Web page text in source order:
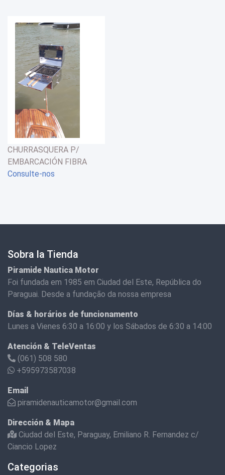
CHURRASQUERA P/
EMBARCACIÓN FIBRA
INOX
Consulte-nos
Sobra la Tienda
Piramide Nautica Motor
Foi fundada em 1985 em Ciudad del Este, República do
Paraguai. Desde a fundação da nossa empresa
Días & horários de funcionamento
Lunes a Vienes 6:30 a 16:00 y los Sábados de 6:30 a 14:00
Atención & TeleVentas
(061) 508 580
+595973587038
Email
piramidenauticamotor@gmail.com
Dirección & Mapa
Ciudad del Este, Paraguay, Emiliano R. Fernandez c/
Ciancio Lopez
Categorias